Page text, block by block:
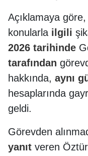
Açıklamaya
konularla ilgili
2026 tarihinde
tarafından
hakkında, aynı
hesaplarında
geldi.
Görevden
yanıt veren